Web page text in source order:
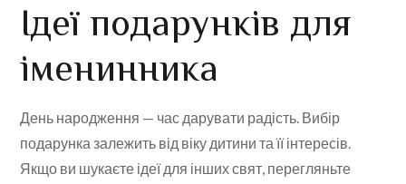
Ідеї подарунків для
іменинника
День народження — час дарувати радість. Вибір
подарунка залежить від віку дитини та її інтересів.
Якщо ви шукаєте ідеї для інших свят, перегляньте